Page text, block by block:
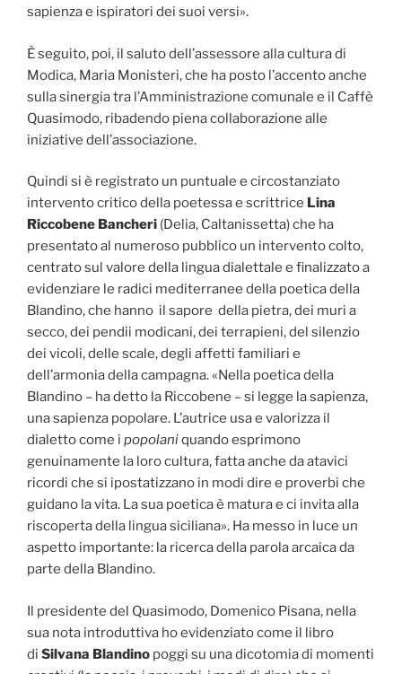
sapienza e ispiratori dei suoi versi».
È seguito, poi, il saluto dell’assessore alla cultura di
Modica, Maria Monisteri, che ha posto l’accento anche
sulla sinergia tra l’Amministrazione comunale e il Caffè
Quasimodo, ribadendo piena collaborazione alle
iniziative dell’associazione.
Quindi si è registrato un puntuale e circostanziato
intervento critico della poetessa e scrittrice Lina
Riccobene Bancheri (Delia, Caltanissetta) che ha
presentato al numeroso pubblico un intervento colto,
centrato sul valore della lingua dialettale e finalizzato a
evidenziare le radici mediterranee della poetica della
Blandino, che hanno il sapore della pietra, dei muri a
secco, dei pendii modicani, dei terrapieni, del silenzio
dei vicoli, delle scale, degli affetti familiari e
dell’armonia della campagna. «Nella poetica della
Blandino – ha detto la Riccobene – si legge la sapienza,
una sapienza popolare. L’autrice usa e valorizza il
dialetto come i popolaniquando esprimono
genuinamente la loro cultura, fatta anche da atavici
ricordi che si ipostatizzano in modi dire e proverbi che
guidano la vita. La sua poetica è matura e ci invita alla
riscoperta della lingua siciliana». Ha messo in luce un
aspetto importante: la ricerca della parola arcaica da
parte della Blandino.
Il presidente del Quasimodo, Domenico Pisana, nella
sua nota introduttiva ho evidenziato come il libro
di Silvana Blandino poggi su una dicotomia di momenti